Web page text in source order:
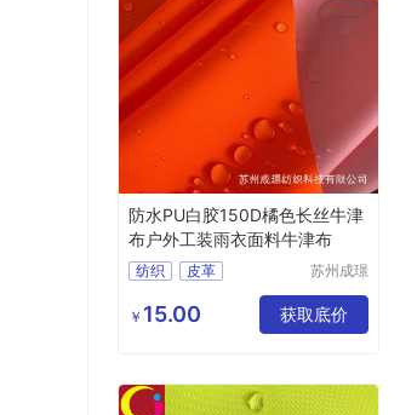
防水PU白胶150D橘色长丝牛津
布户外工装雨衣面料牛津布
纺织
皮革
涤纶面料
苏州成璟
有限公司
￥ 15.00 获取底价